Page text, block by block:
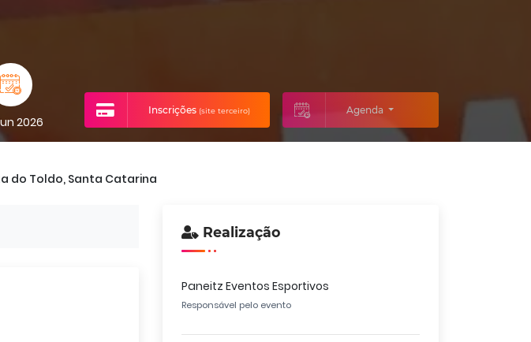
2026
Inscrições (site terceiro) Agenda
do Toldo, Santa Catarina
Realização
Paneitz Eventos Esportivos
Responsável pelo evento